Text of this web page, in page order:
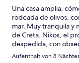
Una casa amplia,
rodeada de olivos,
mar. Muy tranquila y
de Creta. Nikos, el
despedida, con
información y cuida
Aufenthalt von 8